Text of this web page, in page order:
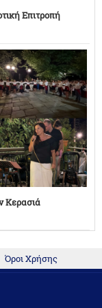
Επιτροπή
Κερασιά
Όροι Χρήσης